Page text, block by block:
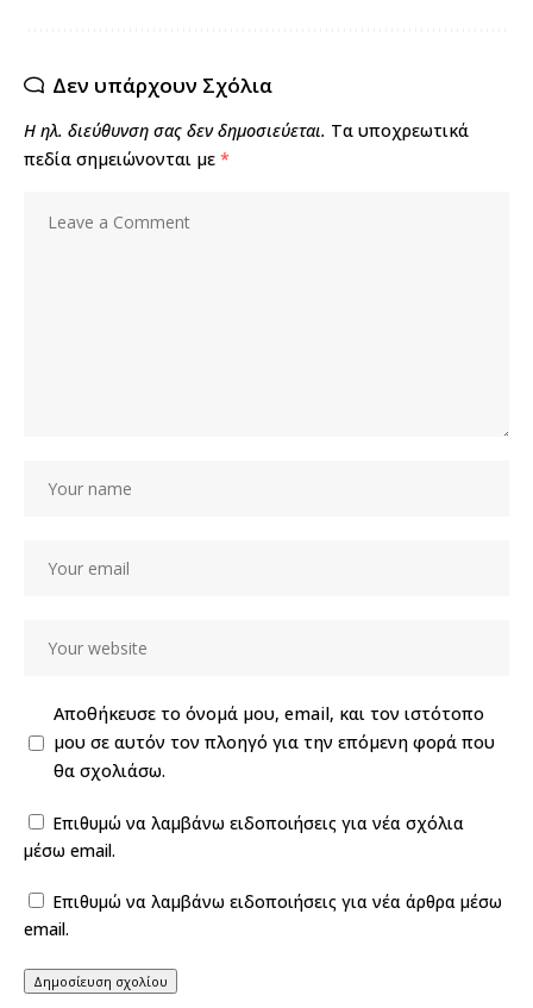
Δεν υπάρχουν Σχόλια
Η ηλ. διεύθυνση σας δεν δημοσιεύεται. Τα υποχρεωτικά
πεδία σημειώνονται με *
Αποθήκευσε το όνομά μου, email, και τον ιστότοπο
μου σε αυτόν τον πλοηγό για την επόμενη φορά που
θα σχολιάσω.
Επιθυμώ να λαμβάνω ειδοποιήσεις για νέα σχόλια
μέσω email.
Επιθυμώ να λαμβάνω ειδοποιήσεις για νέα άρθρα μέσω
email.